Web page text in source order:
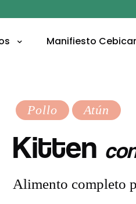
Manifiesto
Pollo Atún
Kitten
Alimento completo